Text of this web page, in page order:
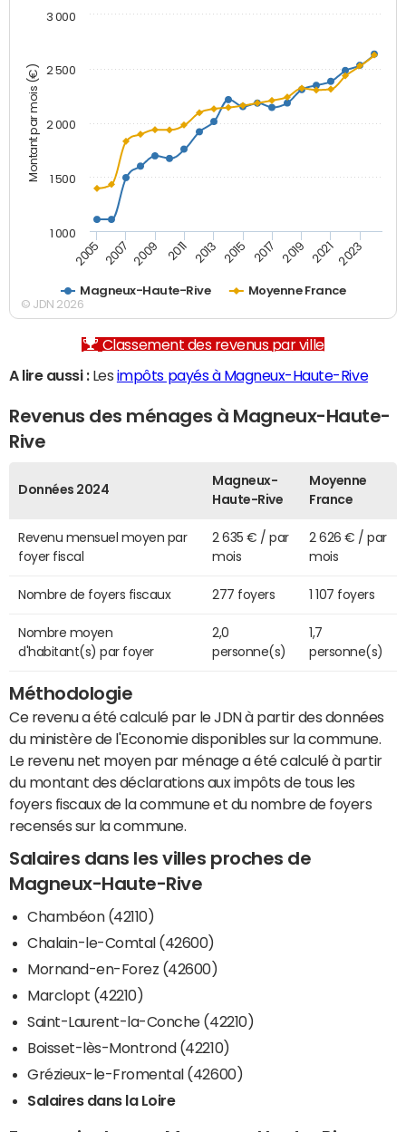
Montant par mois (€)
Magneux-Haute-Rive Moyenne France
2005 2007 2009 2011 2013 2015 2017 2019 2021 2023
1 000
1 500
2 000
2 500
3 000
© JDN 2026
Classement des revenus par ville
A lire aussi :Les impôts payés à Magneux-Haute-Rive
Revenus des ménages à Magneux-Haute-
Rive
Données 2024
Magneux-
Haute-Rive
Moyenne
France
Revenu mensuel moyen par
foyer fiscal
2 635 € / par
mois
2 626 € / par
mois
Nombre de foyers fiscaux 277 foyers 1 107 foyers
Nombre moyen
d'habitant(s) par foyer
2,0
personne(s)
1,7
personne(s)
Méthodologie
Ce revenu a été calculé par le JDN à partir des données
du ministère de l'Economie disponibles sur la commune.
Le revenu net moyen par ménage a été calculé à partir
du montant des déclarations aux impôts de tous les
foyers fiscaux de la commune et du nombre de foyers
recensés sur la commune.
Salaires dans les villes proches de
Magneux-Haute-Rive
Chambéon (42110)
Chalain-le-Comtal (42600)
Mornand-en-Forez (42600)
Marclopt (42210)
Saint-Laurent-la-Conche (42210)
Boisset-lès-Montrond (42210)
Grézieux-le-Fromental (42600)
Salaires dans la Loire